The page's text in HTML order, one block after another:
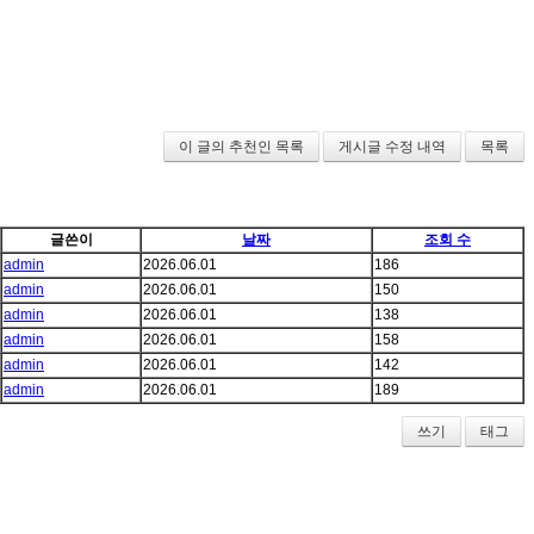
이 글의 추천인 목록 게시글 수정 내역 목록
글쓴이 날짜
조회 수
admin
2026.06.01
186
admin
2026.06.01
150
admin
2026.06.01
138
admin
2026.06.01
158
admin
2026.06.01
142
admin
2026.06.01 189
쓰기 태그